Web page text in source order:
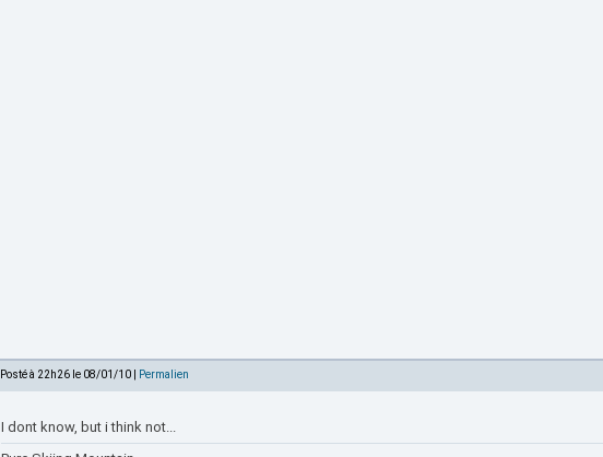
Posté à 22h26 le 08/01/10 | Permalien
I dont know, but i think not...